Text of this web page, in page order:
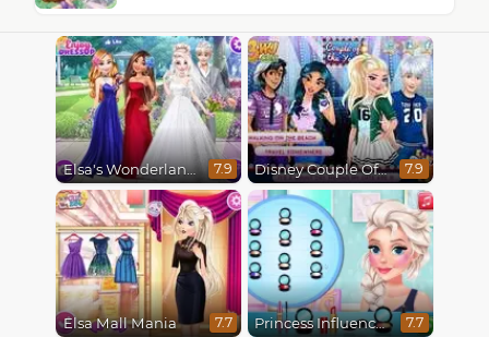
Elsa's Wonderland Wedding 7.9 Disney Couple Of The Year 7.9
Elsa Mall Mania 7.7 Princess Influencer Winter Wonderland 7.7